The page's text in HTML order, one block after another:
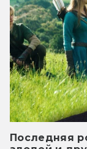
Последняя